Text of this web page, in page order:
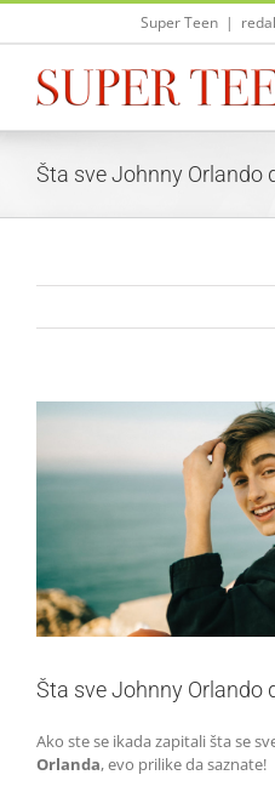
Skip
Super Teen |
Šta sve Johnny Orlando
Image
Šta sve Johnny Orlando
Ako ste se ikada zapitali šta se
Orlanda, evo prilike da saznate!